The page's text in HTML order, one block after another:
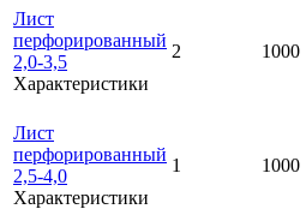
Лист
перфорированный
2,0-3,5
Характеристики
2 1000
Лист
перфорированный
2,5-4,0
Характеристики
1 1000